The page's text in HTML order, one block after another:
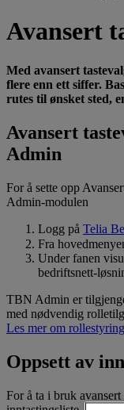
Avansert
Med avansert
flere enn ett siffer.
rutes til ønsket sted,
Avansert
Admin
For å sette opp
Admin-modulen
Logg på Telia
Fra
Under fanen
bedriftsnett-
TBN Admin er
med nødvendig
Les mer om
Oppsett av
For å ta i bruk